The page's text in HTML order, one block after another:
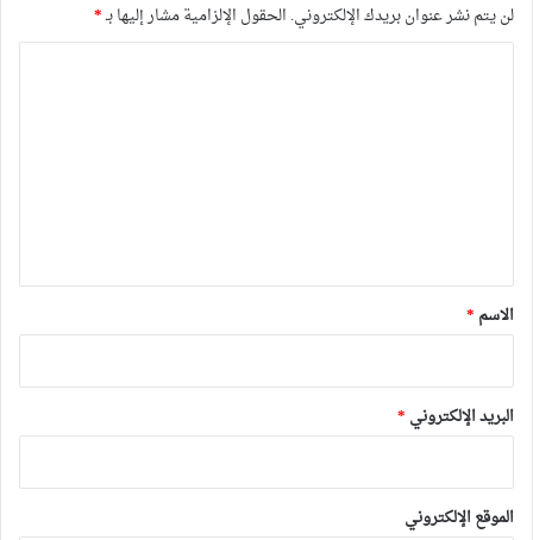
لن يتم نشر عنوان بريدك الإلكتروني. الحقول الإلزامية مشار إليها بـ*
*
الاسم *
البريد الإلكتروني *
الموقع الإلكتروني